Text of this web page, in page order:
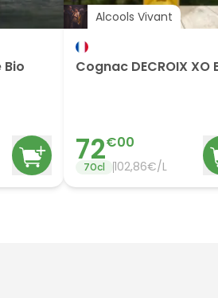
Bio
Alcools Vivant
Cognac DECROIX XO
72€00
70cl 102,86€/L